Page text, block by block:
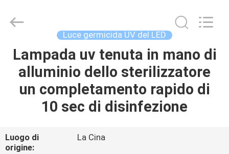
CASA
PRODOTTI
NOI
Syochi
Electronics
Reserved.
Luce germicida UV del LED
Lampada uv tenuta in mano di
alluminio dello sterilizzatore
un completamento rapido di
10 sec di disinfezione
Luogo di
origine:
La Cina